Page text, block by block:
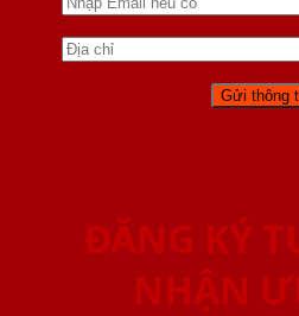
ĐĂNG KÝ
NHẬN